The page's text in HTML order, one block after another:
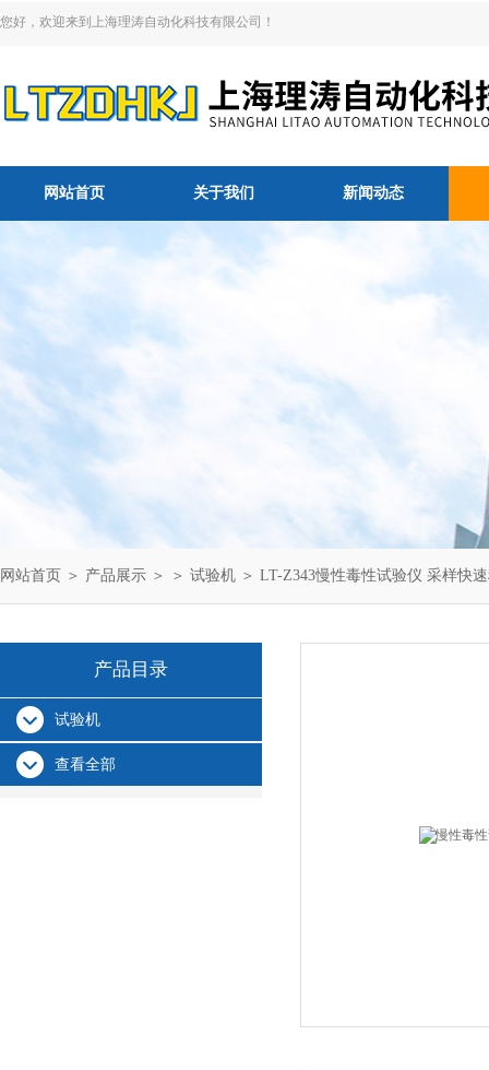
您好，欢迎来到上海理涛自动化科技有限公司！
网站首页 关于我们 新闻动态
网站首页 ＞ 产品展示 ＞ ＞ 试验机 ＞ LT-Z343慢性毒性试验仪 采样快
产品目录
试验机
查看全部